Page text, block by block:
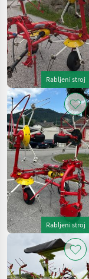
Rabljeni stroj
Rabljeni stroj